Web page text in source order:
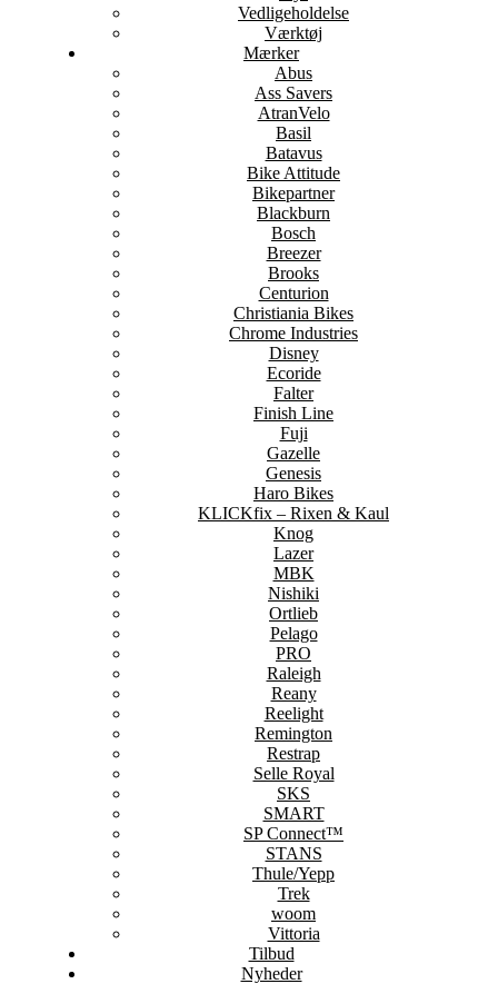
Vedligeholdelse
Værktøj
Mærker
Abus
Ass Savers
AtranVelo
Basil
Batavus
Bike Attitude
Bikepartner
Blackburn
Bosch
Breezer
Brooks
Centurion
Christiania Bikes
Chrome Industries
Disney
Ecoride
Falter
Finish Line
Fuji
Gazelle
Genesis
Haro Bikes
KLICKfix – Rixen & Kaul
Knog
Lazer
MBK
Nishiki
Ortlieb
Pelago
PRO
Raleigh
Reany
Reelight
Remington
Restrap
Selle Royal
SKS
SMART
SP Connect™
STANS
Thule/Yepp
Trek
woom
Vittoria
Tilbud
Nyheder